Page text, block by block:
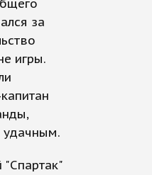
за
игры.
удачным.